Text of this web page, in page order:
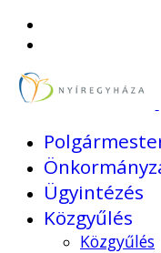
Ügyintézés
Közgyűlés
Közgyűlés